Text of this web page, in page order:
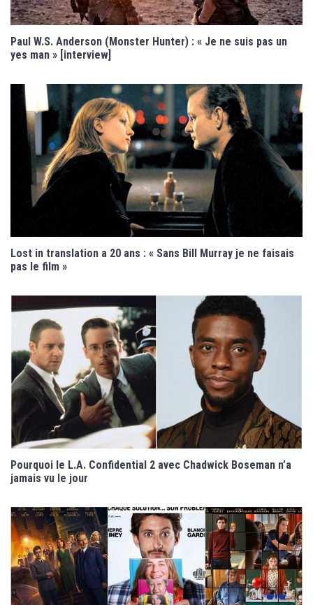
Paul W.S. Anderson (Monster Hunter) : « Je ne suis pas un
yes man » [interview]
Lost in translation a 20 ans : « Sans Bill Murray je ne faisais
pas le film »
Pourquoi le L.A. Confidential 2 avec Chadwick Boseman n’a
jamais vu le jour